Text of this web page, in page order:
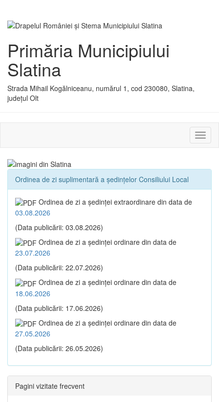
Primăria Municipiului
Slatina
Strada Mihail Kogălniceanu, numărul 1, cod 230080, Slatina,
județul Olt
sau
Ordinea de zi suplimentară a ședințelor Consiliului Local
Ordinea de zi a şedinţei extraordinare din data de
03.08.2026
(Data publicării: 03.08.2026)
Ordinea de zi a şedinţei ordinare din data de
23.07.2026
(Data publicării: 22.07.2026)
Ordinea de zi a şedinţei ordinare din data de
18.06.2026
(Data publicării: 17.06.2026)
Ordinea de zi a şedinţei ordinare din data de
27.05.2026
(Data publicării: 26.05.2026)
Pagini vizitate frecvent